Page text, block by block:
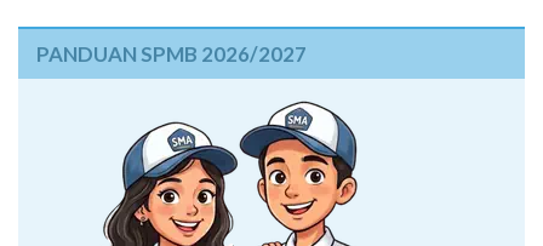
PANDUAN SPMB 2026/2027